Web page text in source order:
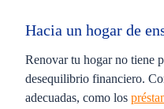
Hacia un hogar de
Renovar tu hogar no tiene
desequilibrio financiero.
adecuadas, como los